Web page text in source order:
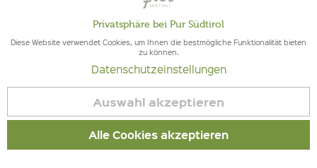
QUALITÄT AUS SÜDTIROL - SÜDTIROLER HERKUNFT & GEPRÜFTE
QUALITÄT
Aktiv
Inaktiv
Inaktiv
Privatsphäre bei Pur Südtirol
Diese Website verwendet Cookies, um Ihnen die bestmögliche Funktionalität bieten
zu können.
Datenschutzeinstellungen
Auswahl akzeptieren
Alle Cookies akzeptieren